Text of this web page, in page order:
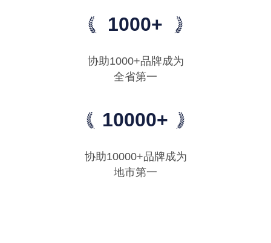
1000+
协助1000+品牌成为
全省第一
10000+
协助10000+品牌成为
地市第一